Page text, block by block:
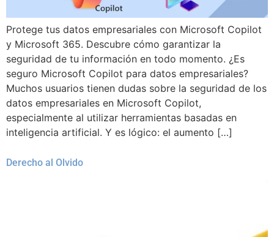
Protege tus datos empresariales con Microsoft Copilot
y Microsoft 365. Descubre cómo garantizar la
seguridad de tu información en todo momento. ¿Es
seguro Microsoft Copilot para datos empresariales?
Muchos usuarios tienen dudas sobre la seguridad de los
datos empresariales en Microsoft Copilot,
especialmente al utilizar herramientas basadas en
inteligencia artificial. Y es lógico: el aumento […]
Derecho al Olvido